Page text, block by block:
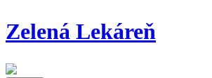
Zelená Lekáreň